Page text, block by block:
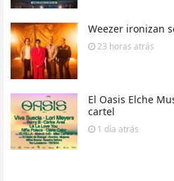
Weezer ironizan
23 horas atrás
El Oasis Elche
cartel
1 día atrás